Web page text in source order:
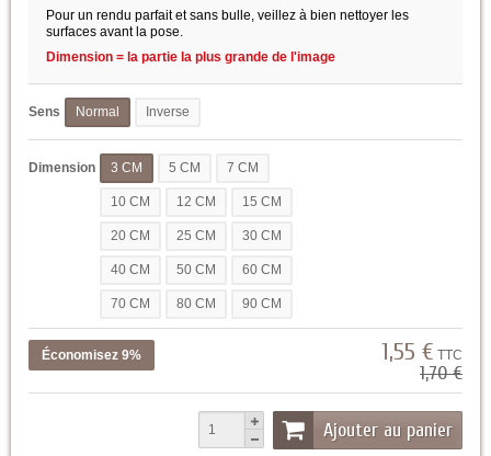
Pour un rendu parfait et sans bulle, veillez à bien nettoyer les
surfaces avant la pose.
Dimension = la partie la plus grande de l'image
Sens Normal Inverse
Dimension 3 CM 5 CM 7 CM
10 CM 12 CM 15 CM
20 CM 25 CM 30 CM
40 CM 50 CM 60 CM
70 CM 80 CM 90 CM
Économisez 9% 1,55 € TTC
1,70 €
Ajouter au panier